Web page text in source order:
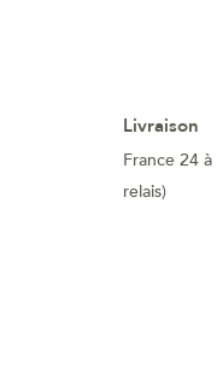
Livraison
France 24
relais)